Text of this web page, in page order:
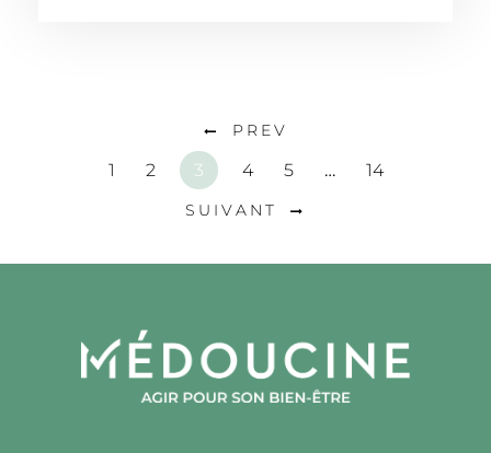
PREV
1 2 3 4 5 … 14
SUIVANT